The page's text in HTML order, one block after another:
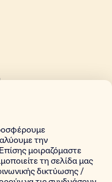
την
μοιραζόμαστε
τη σελίδα μας
δικτύωσης /